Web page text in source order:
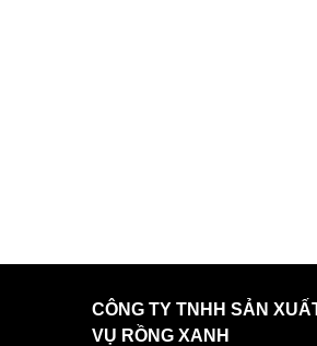
CÔNG TY TNHH SẢN
VỤ RỒNG XANH